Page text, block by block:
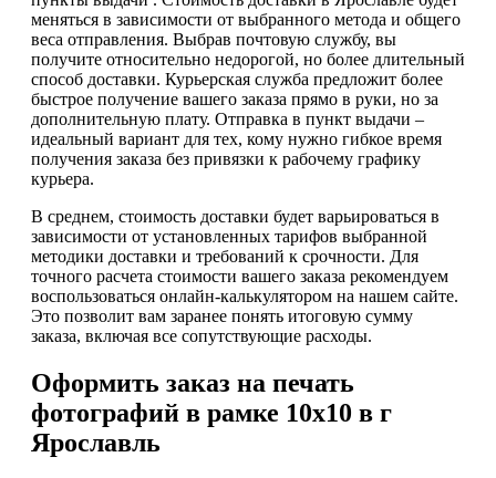
меняться в зависимости от выбранного метода и общего
веса отправления. Выбрав почтовую службу, вы
получите относительно недорогой, но более длительный
способ доставки. Курьерская служба предложит более
быстрое получение вашего заказа прямо в руки, но за
дополнительную плату. Отправка в пункт выдачи –
идеальный вариант для тех, кому нужно гибкое время
получения заказа без привязки к рабочему графику
курьера.
В среднем, стоимость доставки будет варьироваться в
зависимости от установленных тарифов выбранной
методики доставки и требований к срочности. Для
точного расчета стоимости вашего заказа рекомендуем
воспользоваться онлайн-калькулятором на нашем сайте.
Это позволит вам заранее понять итоговую сумму
заказа, включая все сопутствующие расходы.
Оформить заказ на печать
фотографий в рамке 10х10 в г
Ярославль